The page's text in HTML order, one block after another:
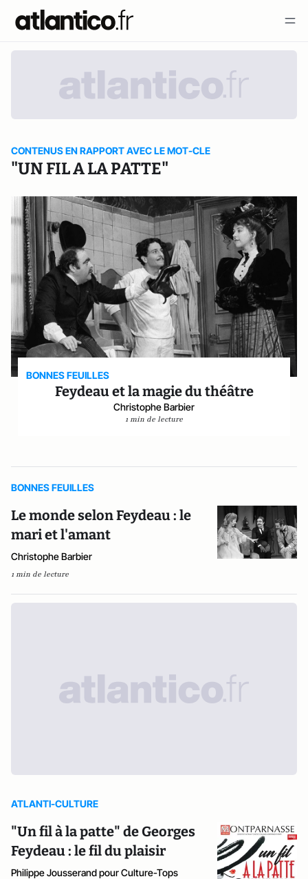
CONTENUS EN RAPPORT AVEC LE MOT-CLE
"UN FIL A LA PATTE"
BONNES FEUILLES
Feydeau et la magie du théâtre
Christophe Barbier
1 min de lecture
BONNES FEUILLES
Le monde selon Feydeau : le
mari et l'amant
Christophe Barbier
1 min de lecture
ATLANTI-CULTURE
"Un fil à la patte" de Georges
Feydeau : le fil du plaisir
Philippe Jousserand pour Culture-Tops